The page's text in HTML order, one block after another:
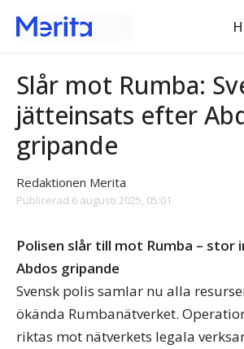
Gängkriminaliteten
Slår mot Rumba:
jätteinsats efter
gripande
Redaktionen Merita
Publicerad 6 augusti 2025, 05:01
Polisen slår till mot Rumba – stor
Abdos gripande
Svensk polis samlar nu alla
ökända Rumbanätverket.
riktas mot nätverkets legala